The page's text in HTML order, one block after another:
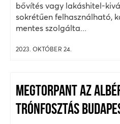
bővítés vagy lakáshitel-
sokrétűen felhasználható,
mentes szolgálta...
2023. OKTÓBER 24.
MEGTORPANT AZ
TRÓNFOSZTÁS